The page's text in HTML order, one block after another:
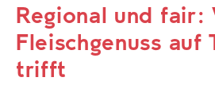
Regional und fair:
Fleischgenuss auf
trifft